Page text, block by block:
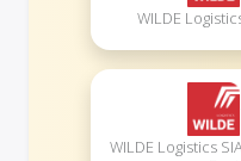
WILDE
WILDE Logistics